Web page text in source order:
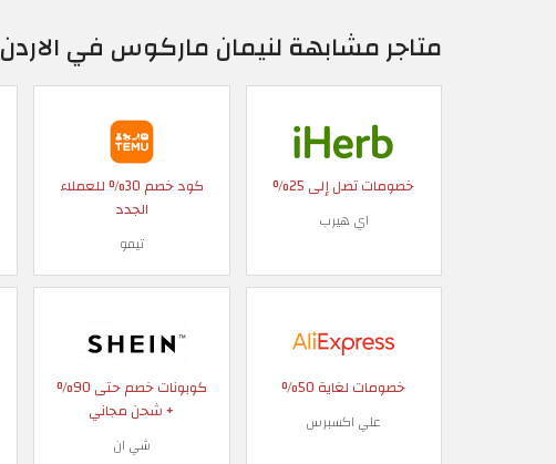
متاجر مشابهة لنيمان ماركوس في الاردن
خصومات تصل إلى 25%
اي هيرب
كود خصم 30% للعملاء
الجدد
تيمو
خصومات لغاية 50%
علي اكسبرس
كوبونات خصم حتى 90%
+ شحن مجاني
شي ان